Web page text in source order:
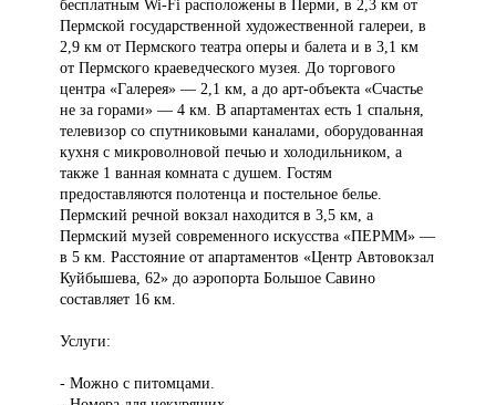
бесплатным Wi-Fi расположены в Перми, в 2,3 км от
Пермской государственной художественной галереи, в
2,9 км от Пермского театра оперы и балета и в 3,1 км
от Пермского краеведческого музея. До торгового
центра «Галерея» — 2,1 км, а до арт-объекта «Счастье
не за горами» — 4 км. В апартаментах есть 1 спальня,
телевизор со спутниковыми каналами, оборудованная
кухня с микроволновой печью и холодильником, а
также 1 ванная комната с душем. Гостям
предоставляются полотенца и постельное белье.
Пермский речной вокзал находится в 3,5 км, а
Пермский музей современного искусства «ПЕРММ» —
в 5 км. Расстояние от апартаментов «Центр Автовокзал
Куйбышева, 62» до аэропорта Большое Савино
составляет 16 км.
Услуги:
- Можно с питомцами.